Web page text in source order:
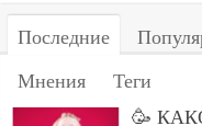
Последние
Мнения
Теги
🥳